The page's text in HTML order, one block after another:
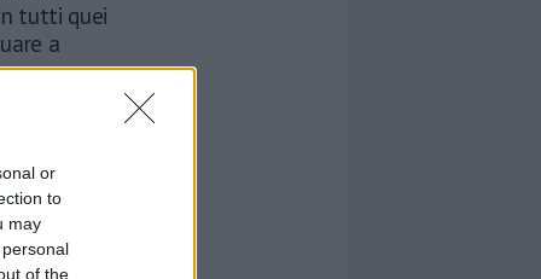
or
to
may
of the
tutti quei
a